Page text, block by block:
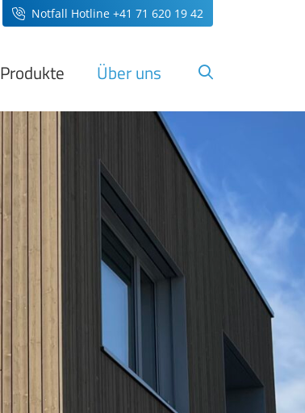
Notfall Hotline +41 71 620 19 42
Produkte Über uns